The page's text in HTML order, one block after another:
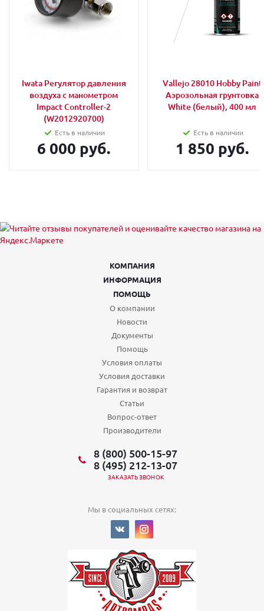
Iwata Регулятор давления
воздуха с манометром
Impact Controller-2
(W2012920700)
Есть в наличии
6 000 руб.
Vallejo 28010 Hobby Paint
Аэрозольная грунтовка
White (белый), 400 мл
Есть в наличии
1 850 руб.
КОМПАНИЯ
ИНФОРМАЦИЯ
ПОМОЩЬ
О компании
Новости
Документы
Помощь
Условия оплаты
Условия доставки
Гарантия и возврат
Статьи
Вопрос-ответ
Производители
8 (800) 500-15-97
8 (495) 212-13-07
ЗАКАЗАТЬ ЗВОНОК
Мы в социальных сетях: